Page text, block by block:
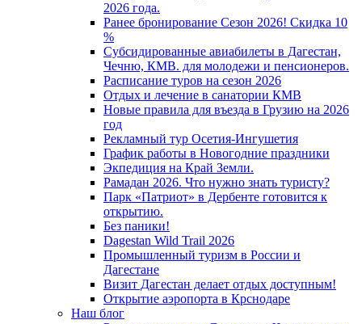
2026 года.
Ранее бронирование Сезон 2026! Скидка 10
%
Субсидированные авиабилеты в Дагестан,
Чечню, КМВ. для молодежи и пенсионеров.
Расписание туров на сезон 2026
Отдых и лечение в санатории КМВ
Новые правила для въезда в Грузию на 2026
год
Рекламный тур Осетия-Ингушетия
График работы в Новогодние праздники
Экпедиция на Край Земли.
Рамадан 2026. Что нужно знать туристу?
Парк «Патриот» в Дербенте готовится к
открытию.
Без паники!
Dagestan Wild Trail 2026
Промышленный туризм в России и
Дагестане
Визит Дагестан делает отдых доступным!
Открытие аэропорта в Крснодаре
Наш блог